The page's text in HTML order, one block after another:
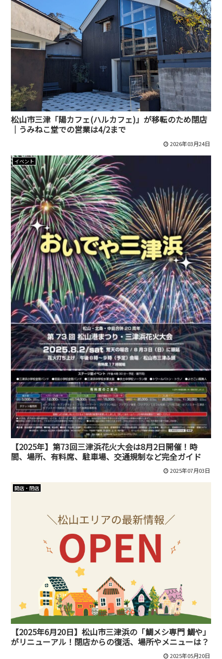
松山市三津「陽カフェ(ハルカフェ)」が移転のため閉店
｜うみねこ堂での営業は4/2まで
2026年03月24日
イベント
【2025年】第73回三津浜花火大会は8月2日開催！時
間、場所、有料席、駐車場、交通規制など完全ガイド
2025年07月03日
開店・閉店
【2025年6月20日】松山市三津浜の「鯛メシ専門 鯛や」
がリニューアル！閉店からの復活、場所やメニューは？
2025年05月20日